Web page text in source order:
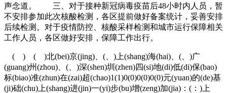
声念道。 三、对于接种新冠病毒疫苗后48小时内人员，暂
不安排参加此次核酸检测，各区提前做好备案统计，妥善安排
后续检测。对于疫情防控、核酸采样检测和城市运行保障相关
工作人员，各区做好安排，保障工作出行。
( ) ( )北(bei)京(jing)、(、)上(shang)海(hai)、(、)广
(guang)州(zhou)、(、)深(shen)圳(zhen)四(si)地(di)低(di)保(bao)
标(biao)准(zhun)在(zai)超(chao)1(1)0(0)0(0)0(0)元(yuan)的(de)基
(ji)础(chu)上(shang)进(jin)一(yi)步(bu)增(zeng)加(jia)：(：)上